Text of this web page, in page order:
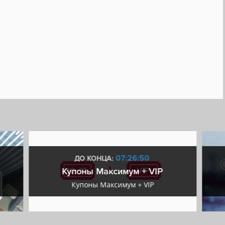
ДО КОНЦА:07:26:50
Купоны Максимум + VIP
Купоны Максимум + VIP